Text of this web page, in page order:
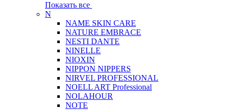
Показать все
N
NAME SKIN CARE
NATURE EMBRACE
NESTI DANTE
NINELLE
NIOXIN
NIPPON NIPPERS
NIRVEL PROFESSIONAL
NOELL ART Professional
NOLAHOUR
NOTE